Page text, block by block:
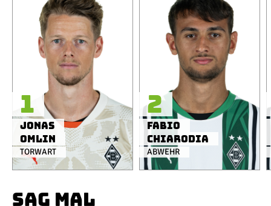
TORWART
Jonas
Omlin
1
ABWEHR
Fabio
Chiarodia
2
SAG MAL